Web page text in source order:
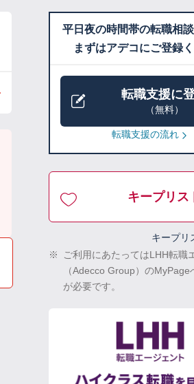
平日夜の時間帯の転職相談
まずはアデコにご登録
転職支援に
（無料）
転職支援の流れ
キープリス
キープリ
※
ご利用にあたってはLHH転職
（Adecco Group）のMyPage
が必要です。